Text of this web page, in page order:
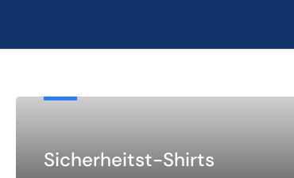
Sicherheitst-Shirts